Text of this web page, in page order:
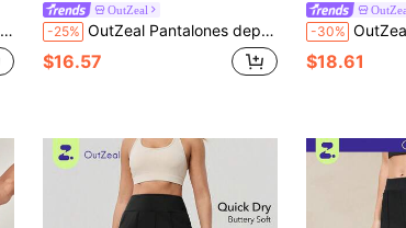
OutZeal
-25% OutZeal Pantalones deportivos para mujer de unicolor, casuales, para yoga y trabajo, con protección UV, cintura alta y pierna recta, prenda inferior activa
$16.57
-30% OutZeal Pantalones deportivos para mujer,
$18.61